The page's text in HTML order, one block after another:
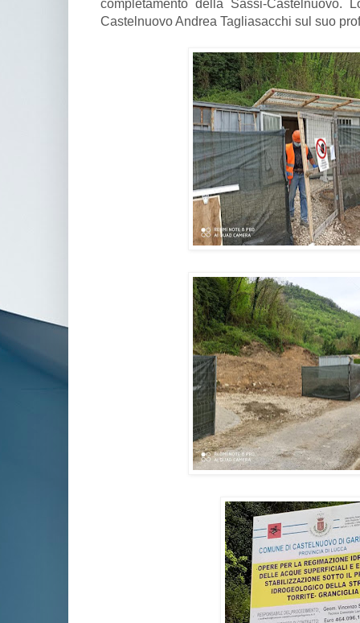
completamento della Sassi-Castelnuovo.
Castelnuovo Andrea Tagliasacchi sul suo